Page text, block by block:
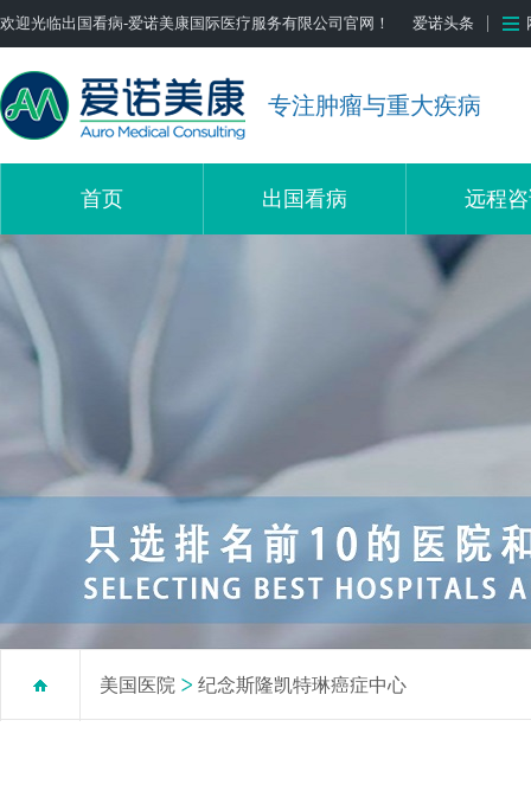
欢迎光临出国看病-爱诺美康国际医疗服务有限公司官网！ 爱诺头条
专注肿瘤与重大疾病
首页 出国看病 远程
美国医院 纪念斯隆凯特琳癌症中心